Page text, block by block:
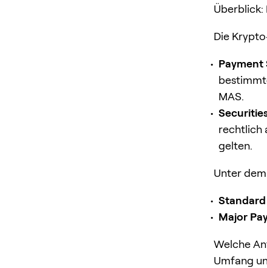
Überblick:
Die
Payment
MAS.
rechtlich
gelten.
Unter
Major
Welche
Umfang